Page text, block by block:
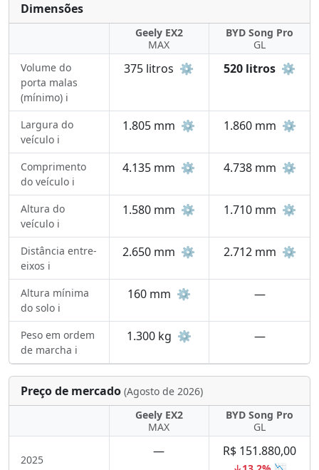
Dimensões
Geely EX2
MAX
BYD Song Pro
GL
Volume do
porta malas
(mínimo) ℹ️
375 litros ⚙️ 520 litros ⚙️
Largura do
veículo ℹ️
1.805 mm ⚙️ 1.860 mm ⚙️
Comprimento
do veículo ℹ️
4.135 mm ⚙️ 4.738 mm ⚙️
Altura do
veículo ℹ️
1.580 mm ⚙️ 1.710 mm ⚙️
Distância entre-
eixos ℹ️
2.650 mm ⚙️ 2.712 mm ⚙️
Altura mínima
do solo ℹ️
160 mm ⚙️ —
Peso em ordem
de marcha ℹ️
1.300 kg ⚙️ —
Preço de mercado (Agosto de 2026)
Geely EX2
MAX
BYD Song Pro
GL
2025
— R$ 151.880,00